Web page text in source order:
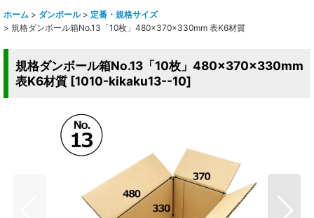
ホーム > ダンボール > 定番・規格サイズ
> 規格ダンボール箱No.13「10枚」480×370×330mm 表K6材質
規格ダンボール箱No.13「10枚」480×370×330mm
表K6材質 [1010-kikaku13--10]